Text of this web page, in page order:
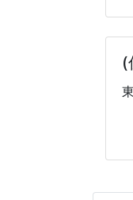
(